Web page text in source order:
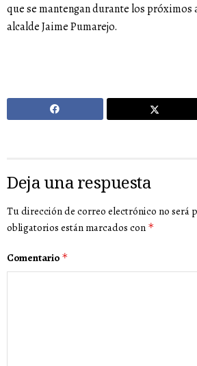
que se mantengan durante los próximos
alcalde Jaime Pumarejo.
Deja una respuesta
Tu dirección de correo electrónico no será
obligatorios están marcados con *
Comentario *